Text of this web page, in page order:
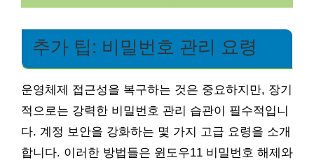
추가 팁: 비밀번호 관리 요령
운영체제 접근성을 복구하는 것은 중요하지만, 장기
적으로는 강력한 비밀번호 관리 습관이 필수적입니
다. 계정 보안을 강화하는 몇 가지 고급 요령을 소개
합니다. 이러한 방법들은 윈도우11 비밀번호 해제와